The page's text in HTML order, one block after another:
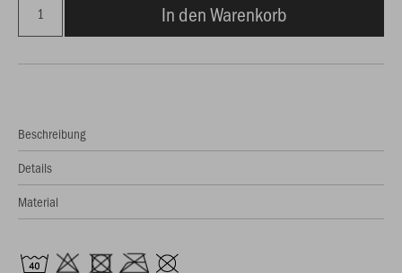
In den Warenkorb
Beschreibung
Details
Material